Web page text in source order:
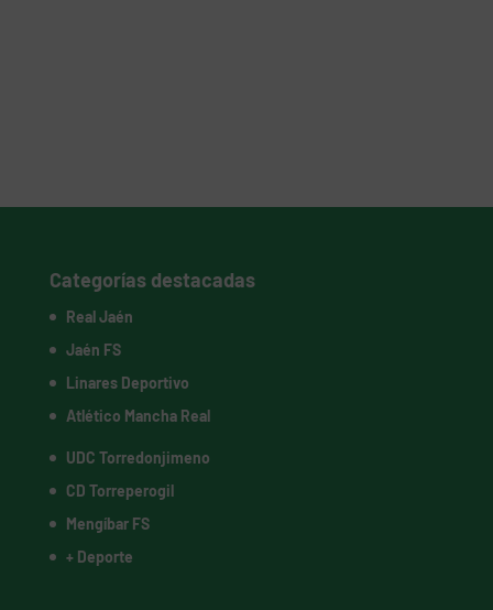
Categorías destacadas
Real Jaén
Jaén FS
Linares Deportivo
Atlético Mancha Real
UDC Torredonjimeno
CD Torreperogil
Mengíbar FS
+ Deporte